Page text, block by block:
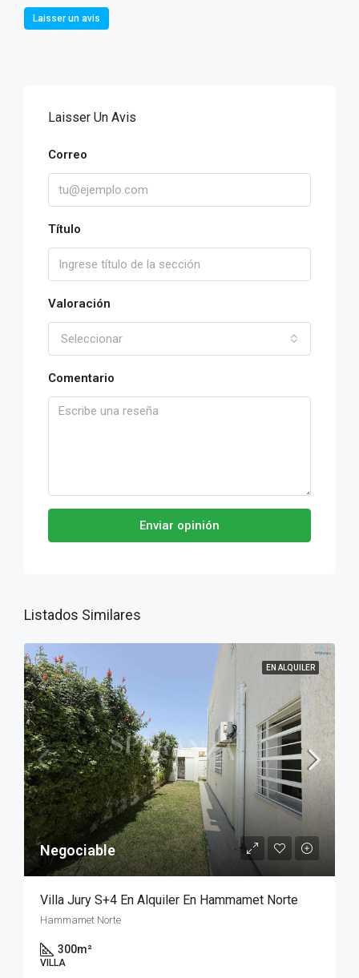
Laisser un avis
Laisser Un Avis
Correo
Título
Valoración
Seleccionar
Comentario
Enviar opinión
Listados Similares
EN ALQUILER
Negociable
Villa Jury S+4 En Alquiler En Hammamet Norte
Hammamet Norte
300m²
VILLA